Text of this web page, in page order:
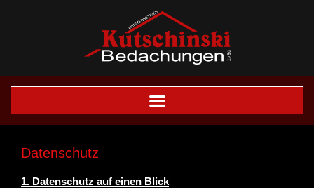
Datenschutz
1. Datenschutz auf einen Blick